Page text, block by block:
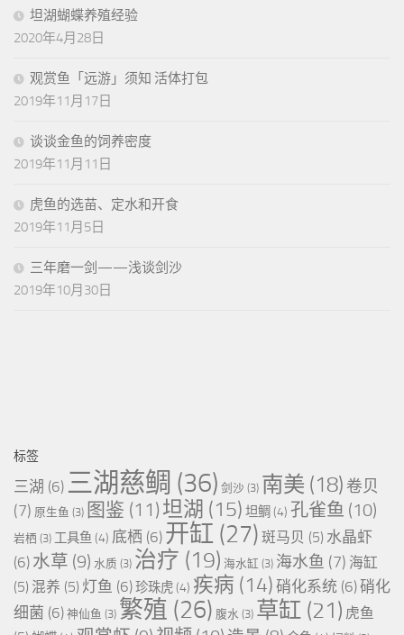
坦湖蝴蝶养殖经验
2020年4月28日
观赏鱼「远游」须知 活体打包
2019年11月17日
谈谈金鱼的饲养密度
2019年11月11日
虎鱼的选苗、定水和开食
2019年11月5日
三年磨一剑——浅谈剑沙
2019年10月30日
标签
三湖 (6) 三湖慈鲷 (36) 剑沙 (3) 南美 (18) 卷贝
(7) 原生鱼 (3) 图鉴 (11) 坦湖 (15) 坦鲷 (4) 孔雀鱼 (10)
岩栖 (3) 工具鱼 (4) 底栖 (6) 开缸 (27) 斑马贝 (5) 水晶虾
(6) 水草 (9) 水质 (3) 治疗 (19) 海水缸 (3) 海水鱼 (7) 海缸
(5) 混养 (5) 灯鱼 (6)珍珠虎(4) 疾病 (14) 硝化系统 (6)硝化
细菌 (6) 神仙鱼 (3) 繁殖 (26) 腹水 (3) 草缸 (21) 虎鱼